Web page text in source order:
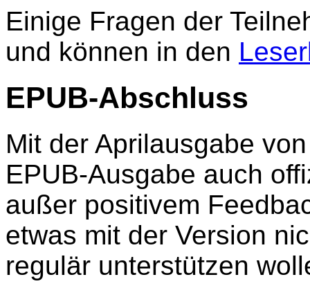
Einige Fragen der
und können in den
EPUB-Abschluss
Mit der Aprilausgabe
EPUB-Ausgabe auch
außer positivem
etwas mit der Version
regulär unterstützen